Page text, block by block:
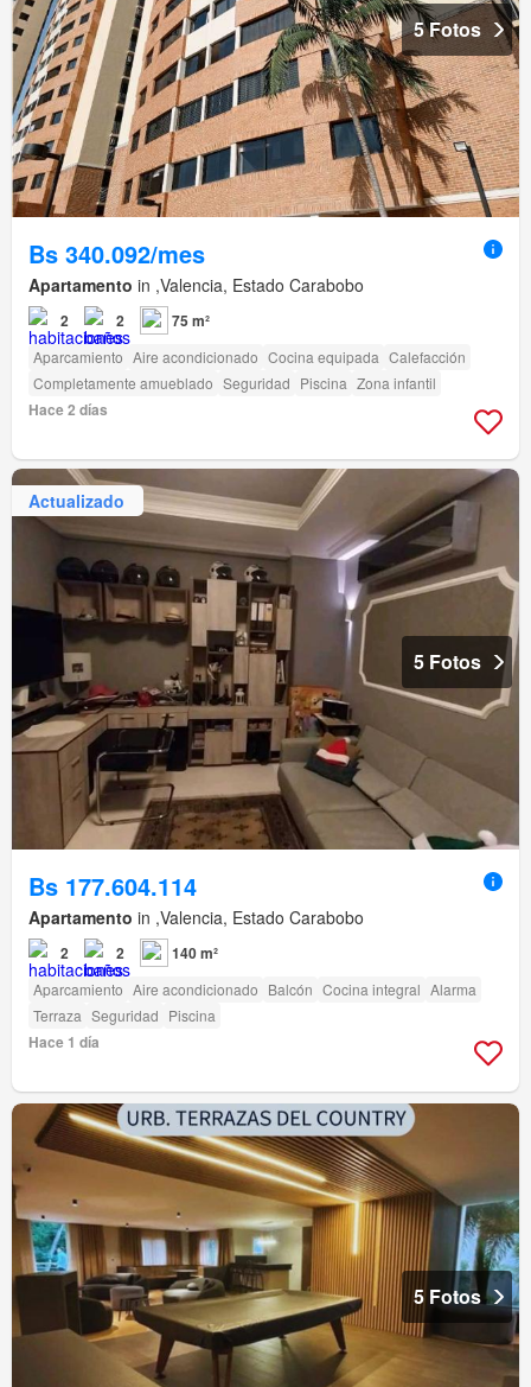
5 Fotos
Bs 340.092/mes
Apartamento in ,Valencia, Estado Carabobo
2 2 75 m²
Aparcamiento Aire acondicionado Cocina equipada Calefacción
Completamente amueblado Seguridad Piscina Zona infantil
Hace 2 días
Actualizado
5 Fotos
Bs 177.604.114
Apartamento in ,Valencia, Estado Carabobo
2 2 140 m²
Aparcamiento Aire acondicionado Balcón Cocina integral Alarma
Terraza Seguridad Piscina
Hace 1 día
5 Fotos